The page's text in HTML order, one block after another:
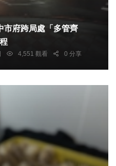
市府跨局處「多管齊
4,551 觀看 0 分享